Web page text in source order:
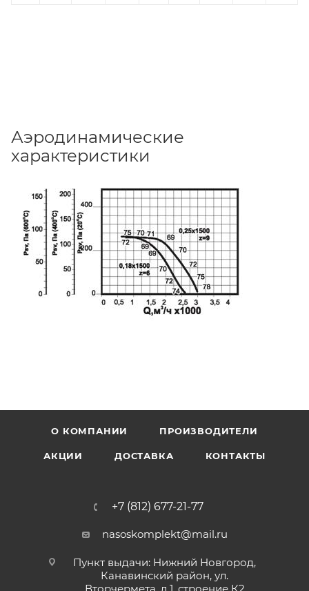
Аэродинамические
характеристики
О КОМПАНИИ ПРОИЗВОДИТЕЛИ
АКЦИИ ДОСТАВКА КОНТАКТЫ
+7 (812) 677-21-77
nasoskomplekt@mail.ru
Пункт выдачи: Нижний Новгород,
Канавинский район, ул.